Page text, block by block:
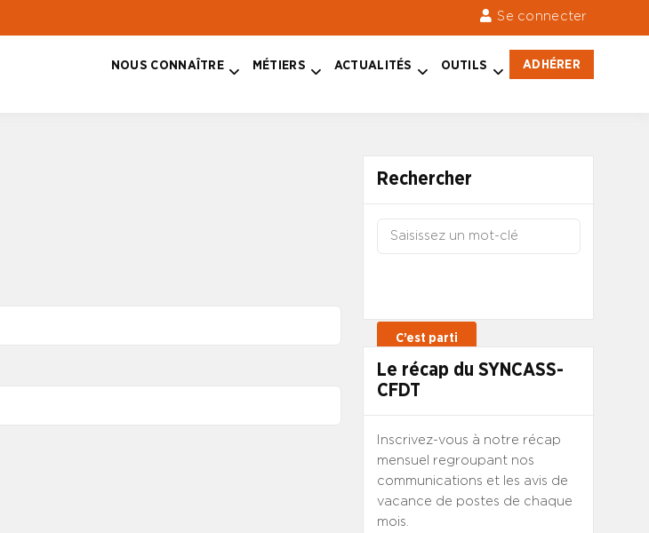
Se connecter
NOUS CONNAÎTRE MÉTIERS ACTUALITÉS OUTILS ADHÉRER
Rechercher
Le récap du SYNCASS-
CFDT
Inscrivez-vous à notre récap
mensuel regroupant nos
communications et les avis de
vacance de postes de chaque
mois.